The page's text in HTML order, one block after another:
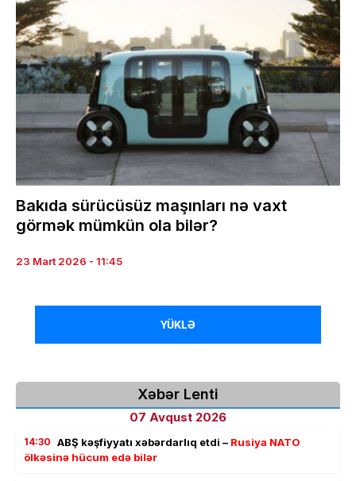
Bakıda sürücüsüz maşınları nə vaxt
görmək mümkün ola bilər?
23 Mart 2026 - 11:45
YÜKLƏ
Xəbər Lenti
07 Avqust 2026
14:30 ABŞ kəşfiyyatı xəbərdarlıq etdi – Rusiya NATO
ölkəsinə hücum edə bilər